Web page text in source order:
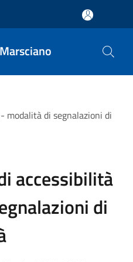
modalità di segnalazioni di
accessibilità
di